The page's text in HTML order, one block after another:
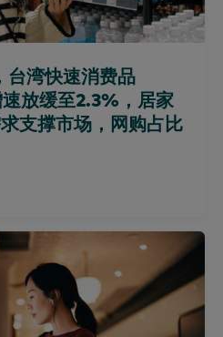
湾快速消费品
速放缓至2.3%，居家
支撑市场，网购占比